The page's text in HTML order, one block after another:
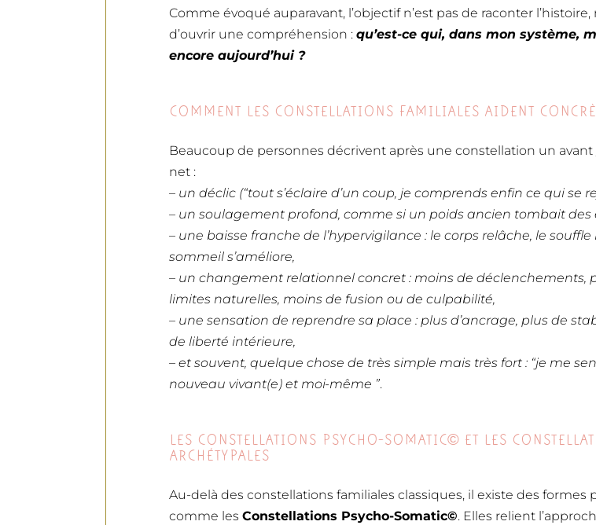
Comme évoqué auparavant, l’objectif n’est pas de raconter l’histoire,
d’ouvrir une compréhension :qu’est-ce qui, dans mon système,
encore aujourd’hui ?
COMMENT LES CONSTELLATIONS FAMILIALES AIDENT
Beaucoup de personnes décrivent après une constellation un avant
net :
– un déclic (“tout s’éclaire d’un coup, je comprends enfin ce qui se
– un soulagement profond, comme si un poids ancien tombait des
– une baisse franche de l’hypervigilance : le corps relâche, le souffle
sommeil s’améliore,
– un changement relationnel concret : moins de déclenchements,
limites naturelles, moins de fusion ou de culpabilité,
– une sensation de reprendre sa place : plus d’ancrage, plus de
de liberté intérieure,
– et souvent, quelque chose de très simple mais très fort : “je me
nouveau vivant(e) et moi-même ”.
LES CONSTELLATIONS PSYCHO-SOMATIC© ET LES
ARCHÉTYPALES
Au-delà des constellations familiales classiques, il existe des formes
comme lesConstellations Psycho-Somatic©. Elles relient